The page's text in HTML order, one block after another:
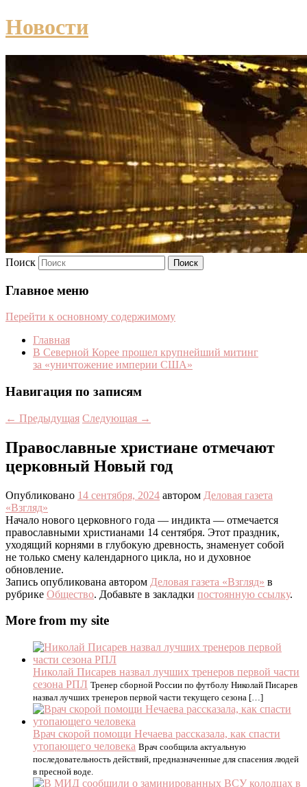
Новости
Поиск
Главное меню
Перейти к основному содержимому
Главная
В Северной Корее прошел крупнейший митинг
за «уничтожение империи США»
Навигация по записям
← Предыдущая Следующая →
Православные христиане отмечают
церковный Новый год
Опубликовано 14 сентября, 2024 автором Деловая газета
«Взгляд»
Начало нового церковного года — индикта — отмечается
православными христианами 14 сентября. Этот праздник,
уходящий корнями в глубокую древность, знаменует собой
не только смену календарного цикла, но и духовное
обновление.
Запись опубликована автором Деловая газета «Взгляд» в
рубрике Общество. Добавьте в закладки постоянную ссылку.
More from my site
Николай Писарев назвал лучших тренеров первой части
сезона РПЛ Тренер сборной России по футболу Николай Писарев
назвал лучших тренеров первой части текущего сезона […]
Врач скорой помощи Нечаева рассказала, как спасти
утопающего человека Врач сообщила актуальную
последовательность действий, предназначенные для спасения людей
в пресной воде.